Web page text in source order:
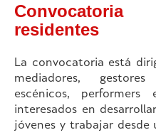
residentes
La convocatoria está
mediadores,
escénicos, performers
interesados en
jóvenes y trabajar desde